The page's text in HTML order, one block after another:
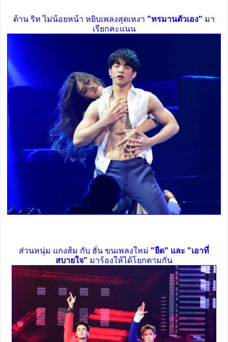
ด้าน ริท ไม่น้อยหน้า หยิบเพลงสุดเหงา "ทรมานตัวเอง" มา
เรียกคะแนน
ส่วนหนุ่ม แกงส้ม กับ ฮั่น ขนเพลงใหม่ "ยืด" และ "เอาที่
สบายใจ" มาร้องให้ได้โยกตามกัน